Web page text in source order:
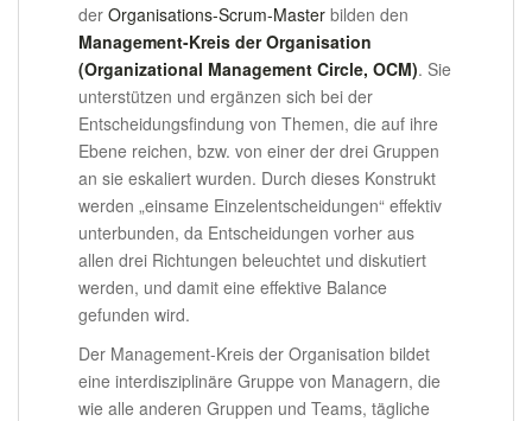
der Organisations-Scrum-Master bilden den
Management-Kreis der Organisation
(Organizational Management Circle, OCM). Sie
unterstützen und ergänzen sich bei der
Entscheidungsfindung von Themen, die auf ihre
Ebene reichen, bzw. von einer der drei Gruppen
an sie eskaliert wurden. Durch dieses Konstrukt
werden „einsame Einzelentscheidungen“ effektiv
unterbunden, da Entscheidungen vorher aus
allen drei Richtungen beleuchtet und diskutiert
werden, und damit eine effektive Balance
gefunden wird.
Der Management-Kreis der Organisation bildet
eine interdisziplinäre Gruppe von Managern, die
wie alle anderen Gruppen und Teams, tägliche